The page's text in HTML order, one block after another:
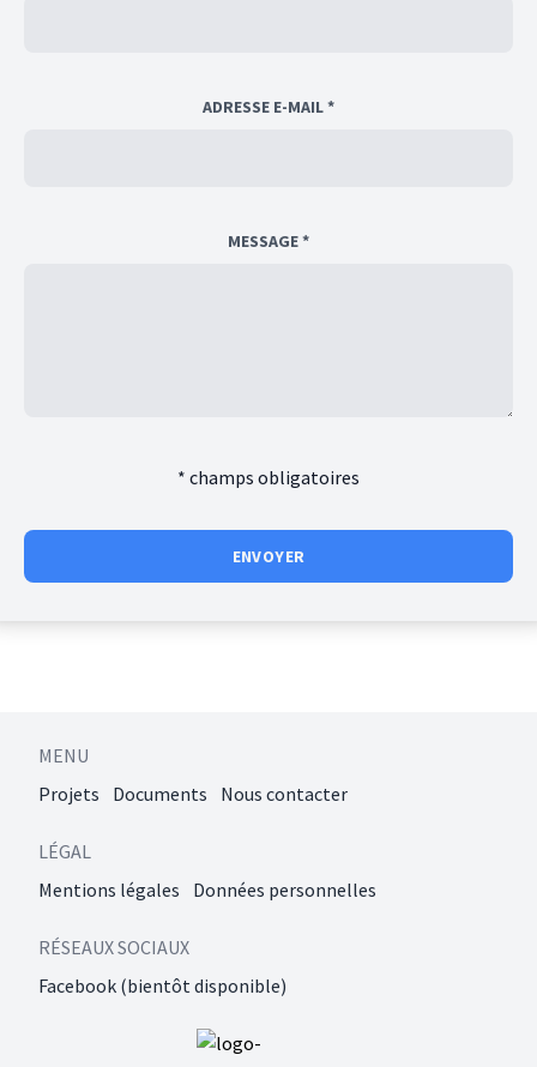
ADRESSE E-MAIL *
MESSAGE *
* champs obligatoires
MENU
Projets
Documents Nous contacter
LÉGAL
Mentions légales
Données personnelles
RÉSEAUX SOCIAUX
Facebook (bientôt disponible)